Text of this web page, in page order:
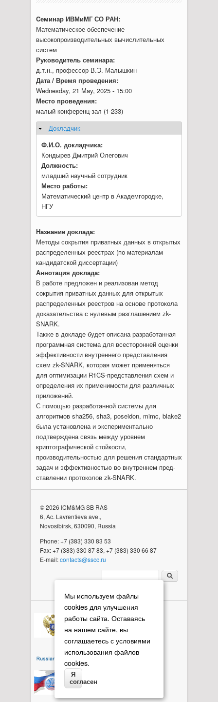
Cеминар ИВМиМГ СО РАН:
Математическое обеспечение
высокопроизводительных вычислительных
систем
Руководитель семинара:
д.т.н., профессор В.Э. Малышкин
Дата / Время проведения:
Wednesday, 21 May, 2025 - 15:00
Место проведения:
малый конференц-зал (1-233)
Hide
Докладчик
Ф.И.О. докладчика:
Кондырев Дмитрий Олегович
Должность:
младший научный сотрудник
Место работы:
Математический центр в Академгородке,
НГУ
Название доклада:
Методы сокрытия приватных данных в открытых
распределенных реестрах (по материалам
кандидатской диссертации)
Аннотация доклада:
В работе предложен и реализован метод
сокрытия приватных данных для открытых
распределенных реестров на основе протокола
дока­зательства с нулевым разглашением zk-
SNARK.
Также в докладе будет описана разработанная
программная система для всесторонней оценки
эффек­тивности внутреннего представления
схем zk-SNARK, которая может применяться
для оптими­зации R1CS-представления схем и
определения их примени­мости для различных
приложений.
С помощью разработанной системы для
алгоритмов sha256, sha3, poseidon, mimc, blake2
была установлена и экспериментально
подтверждена связь между уровнем
криптографической стойкости,
производительностью для решения стандартных
задач и эффективностью во внутреннем пред­
ставлении протоколов zk-SNARK.
Мы используем файлы
cookies для улучшения
работы сайта. Оставаясь
на нашем сайте, вы
соглашаетесь с условиями
использования файлов
cookies.
Я
согласен
© 2026 ICM&MG SB RAS
6, Ac. Lavrentieva ave.,
Novosibirsk, 630090, Russia
Phone: +7 (383) 330 83 53
Fax: +7 (383) 330 87 83, +7 (383) 330 66 87
E-mail:contacts@sscc.ru
Search form